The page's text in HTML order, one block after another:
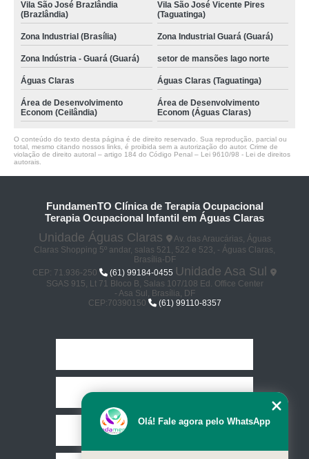
Vila São José Brazlândia
(Brazlândia)
Vila São José Vicente Pires
(Taguatinga)
Zona Industrial (Brasília) Zona Industrial Guará (Guará)
Zona Indústria - Guará (Guará) setor de mansões lago norte
Águas Claras Águas Claras (Taguatinga)
Área de Desenvolvimento
Econom (Ceilândia)
Área de Desenvolvimento
Econom (Águas Claras)
O conteúdo do texto desta página é de direito reservado. Sua reprodução, parcial ou
total, mesmo citando nossos links, é proibida sem a autorização do autor. Crime de
violação de direito autoral – artigo 184 do Código Penal – Lei 9610/98 - Lei de direitos
autorais
FundamenTO Clínica de Terapia Ocupacional
Terapia Ocupacional Infantil em Águas Claras
Unidade Águas Claras
Av. das Araucárias, Águas
Claras Shopping 5º andar, salas 521, 522 e 523, - Águas Claras,
Brasília-DF
CEP: 71.936-250
(61) 99184-0455 Unidade Asa Sul
SGAS 915, Lt 71 Bloco B, Salas 107/108 Ed. Office Center
- Asa Sul, Brasília, DF
CEP:70390150
(61) 99110-8357
Empresa
Olá! Fale agora pelo WhatsApp